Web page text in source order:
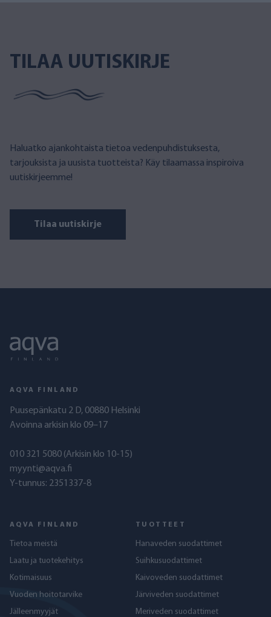
TILAA UUTISKIRJE
Haluatko ajankohtaista tietoa vedenpuhdistuksesta,
tarjouksista ja uusista tuotteista? Käy tilaamassa inspiroiva
uutiskirjeemme!
Tilaa uutiskirje
AQVA FINLAND
Puusepänkatu 2 D, 00880 Helsinki
Avoinna arkisin klo 09–17
010 321 5080 (Arkisin klo 10-15)
myynti@aqva.fi
Y-tunnus: 2351337-8
AQVA FINLAND
Tietoa meistä
Laatu ja tuotekehitys
Kotimaisuus
Vuoden hoitotarvike
Jälleenmyyjät
TUOTTEET
Hanaveden suodattimet
Suihkusuodattimet
Kaivoveden suodattimet
Järviveden suodattimet
Meriveden suodattimet